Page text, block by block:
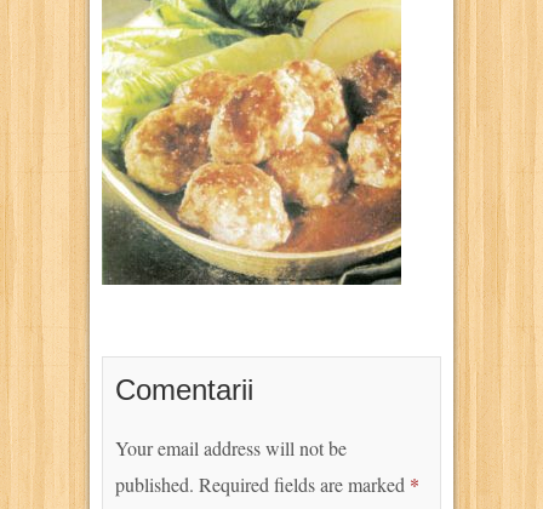
Comentarii
Your email address will not be
published. Required fields are marked *